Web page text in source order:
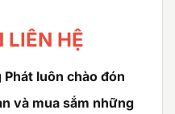
LIÊN HỆ
luôn chào đón
và mua sắm những